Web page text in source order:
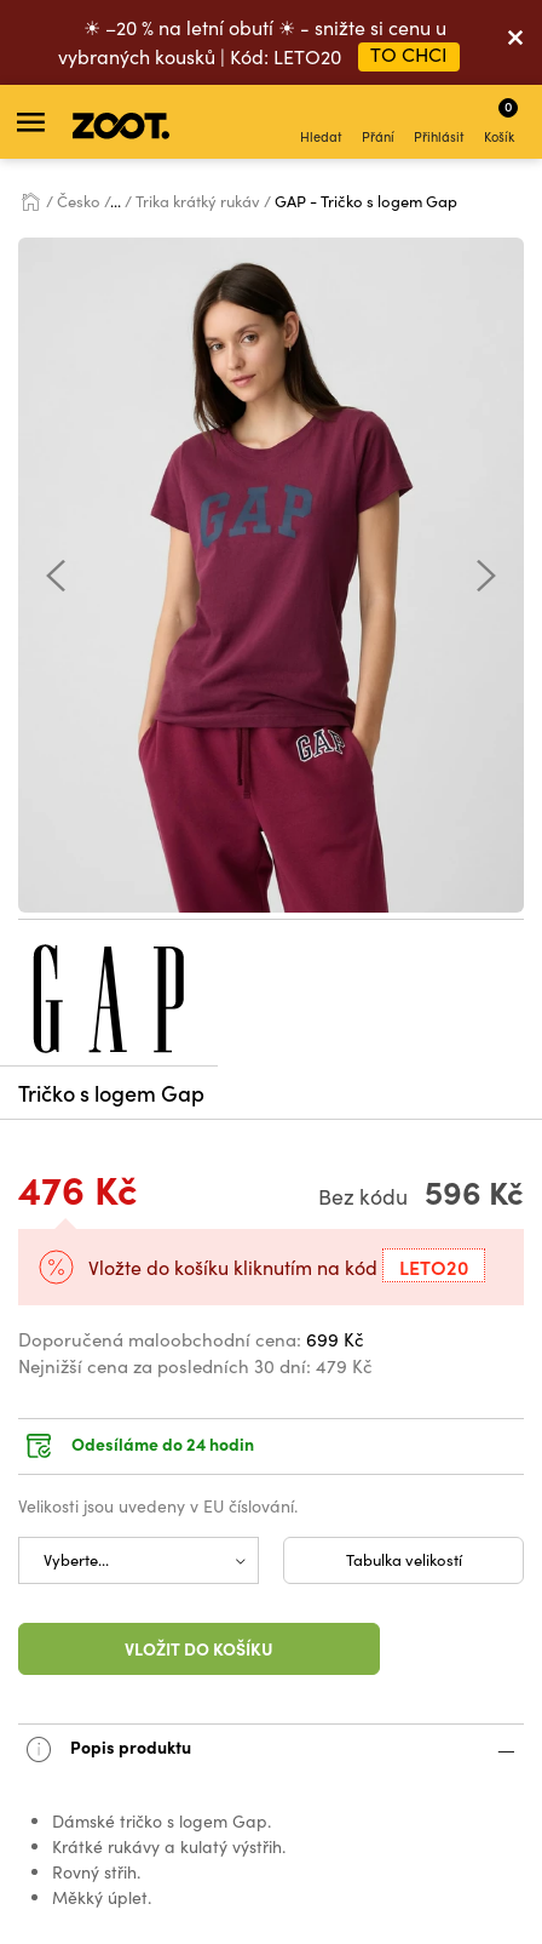
☀ –20 % na letní obutí ☀ - snižte si cenu u
vybraných kousků | Kód: LETO20
TO CHCI
Hledat Přání Přihlásit Košík
0
Česko ... Trika krátký rukáv GAP - Tričko s logem Gap
Tričko s logem Gap
476 Kč Bez kódu 596 Kč
Vložte do košíku kliknutím na kód LETO20
Doporučená maloobchodní cena: 699 Kč
Nejnižší cena za posledních 30 dní: 479 Kč
Odesíláme do 24 hodin
Velikosti jsou uvedeny v EU číslování.
Tabulka velikostí
VLOŽIT DO KOŠÍKU
Popis produktu
Dámské tričko s logem Gap.
Krátké rukávy a kulatý výstřih.
Rovný střih.
Měkký úplet.